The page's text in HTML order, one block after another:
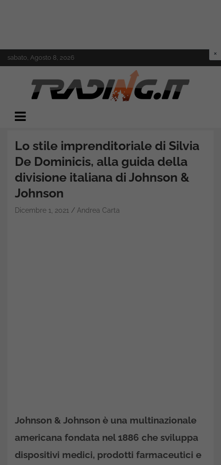
to
sabato, Agosto 8, 2026
Trading.it
Lo stile imprenditoriale di Silvia
De Dominicis, alla guida della
divisione italiana di Johnson &
Johnson
Dicembre 1, 2021 Andrea Carta
Johnson & Johnson è una multinazionale
americana fondata nel 1886 che sviluppa
dispositivi medici, prodotti farmaceutici e